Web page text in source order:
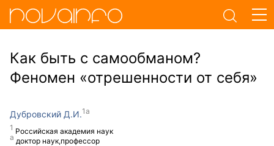
Как быть с самообманом?
Феномен «отрешенности от себя»
Дубровский Д.И.
Российская академия наук
доктор наук,профессор